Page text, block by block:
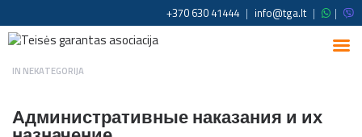
+370 630 41444 | info@tga.lt | |
IN NEKATEGORIJA
Административные наказания и их